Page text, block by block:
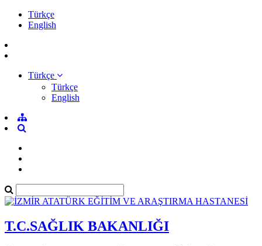
Türkçe
English
Türkçe
Türkçe
English
T.C.SAĞLIK BAKANLIĞI